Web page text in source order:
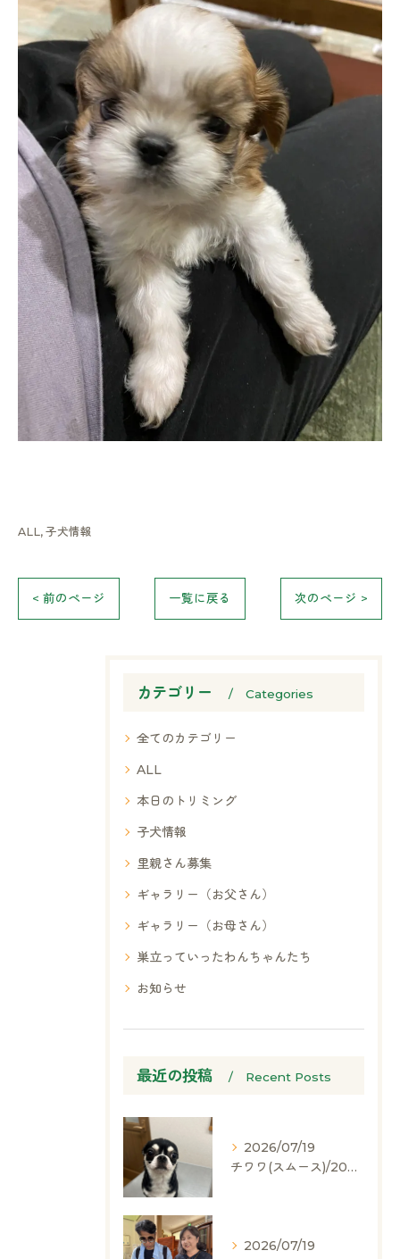
ALL 子犬情報
< 前のページ 一覧に戻る 次のページ >
カテゴリー Categories
全てのカテゴリー
ALL
本日のトリミング
子犬情報
里親さん募集
ギャラリー（お父さん）
ギャラリー（お母さん）
巣立っていったわんちゃんたち
お知らせ
最近の投稿 Recent Posts
2026/07/19
チワワ(スムース)/2024.05.06/男の子/60,000(税別)
2026/07/19
お気軽にお問い合わせください